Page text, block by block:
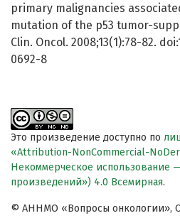
primary malignancies
mutation of the p53 tumor-
Clin. Oncol. 2008;13(1):78-82.
0692-8
Это произведение доступно по
«Attribution-NonCommercial-
Некоммерческое использование
произведений») 4.0 Всемирная.
© АННМО «Вопросы онкологии»,